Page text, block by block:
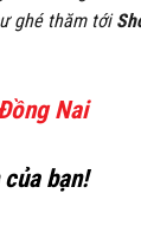
ghé thăm tới
Nai
bạn!